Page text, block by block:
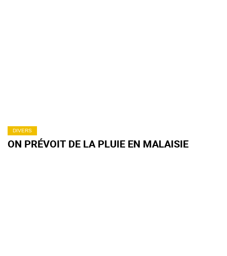
DIVERS
ON PRÉVOIT DE LA PLUIE EN MALAISIE